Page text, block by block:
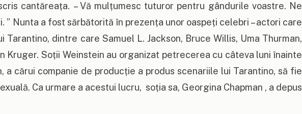
cantăreața. – Vă mulțumesc tuturor pentru gândurile voastre. Ne
” Nunta a fost sărbătorită în prezența unor oaspeți celebri – actori care
Tarantino, dintre care Samuel L. Jackson, Bruce Willis, Uma Thurman,
Kruger. Soții Weinstein au organizat petrecerea cu câteva luni înainte
a cărui companie de producție a produs scenariile lui Tarantino, să fie
Ca urmare a acestui lucru, soția sa, Georgina Chapman , a depus